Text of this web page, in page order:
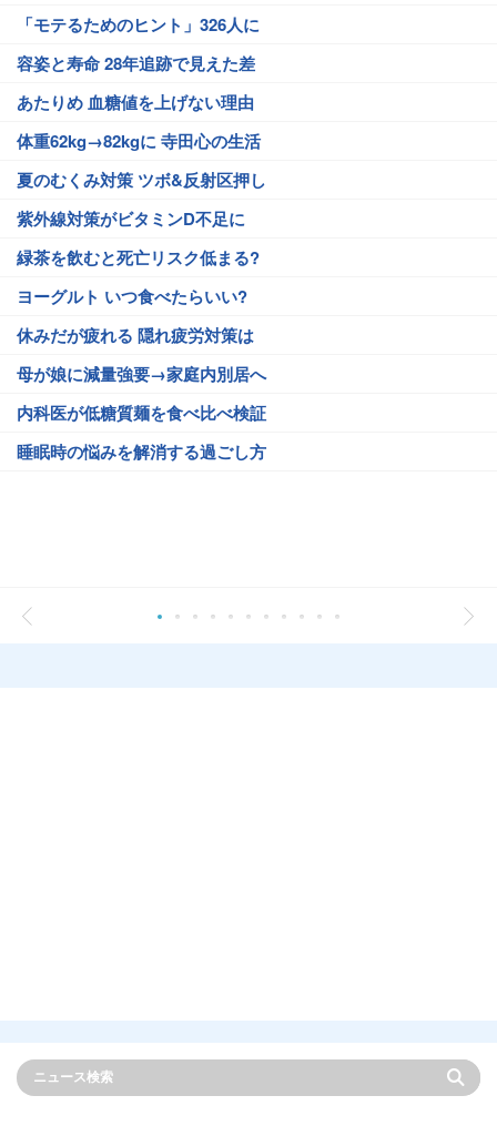
「モテるためのヒント」326人に
容姿と寿命 28年追跡で見えた差
あたりめ 血糖値を上げない理由
体重62kg→82kgに 寺田心の生活
夏のむくみ対策 ツボ&反射区押し
紫外線対策がビタミンD不足に
緑茶を飲むと死亡リスク低まる?
ヨーグルト いつ食べたらいい?
休みだが疲れる 隠れ疲労対策は
母が娘に減量強要→家庭内別居へ
内科医が低糖質麺を食べ比べ検証
睡眠時の悩みを解消する過ごし方